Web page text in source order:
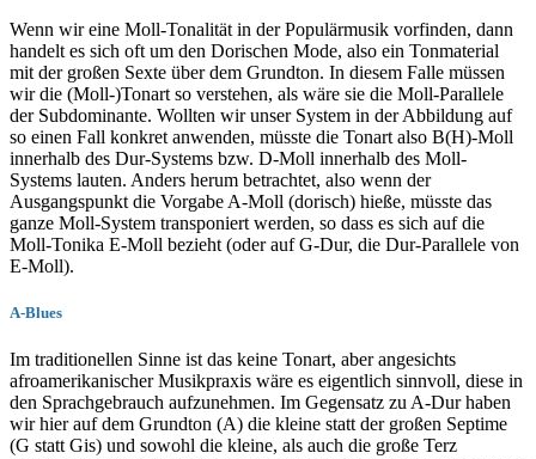
Wenn wir eine Moll-Tonalität in der Populärmusik vorfinden, dann
handelt es sich oft um den Dorischen Mode, also ein Tonmaterial
mit der großen Sexte über dem Grundton. In diesem Falle müssen
wir die (Moll-)Tonart so verstehen, als wäre sie die Moll-Parallele
der Subdominante. Wollten wir unser System in der Abbildung auf
so einen Fall konkret anwenden, müsste die Tonart also B(H)-Moll
innerhalb des Dur-Systems bzw. D-Moll innerhalb des Moll-
Systems lauten. Anders herum betrachtet, also wenn der
Ausgangspunkt die Vorgabe A-Moll (dorisch) hieße, müsste das
ganze Moll-System transponiert werden, so dass es sich auf die
Moll-Tonika E-Moll bezieht (oder auf G-Dur, die Dur-Parallele von
E-Moll).
A-Blues
Im traditionellen Sinne ist das keine Tonart, aber angesichts
afroamerikanischer Musikpraxis wäre es eigentlich sinnvoll, diese in
den Sprachgebrauch aufzunehmen. Im Gegensatz zu A-Dur haben
wir hier auf dem Grundton (A) die kleine statt der großen Septime
(G statt Gis) und sowohl die kleine, als auch die große Terz